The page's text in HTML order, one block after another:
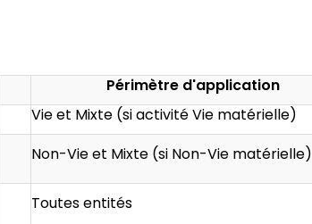
Périmètre d'application
Vie et Mixte (si activité Vie matérielle)
Non-Vie et Mixte (si Non-Vie matérielle)
Toutes entités